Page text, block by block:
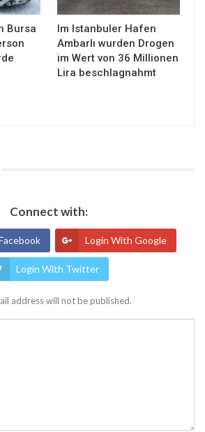
Bursa
Im Istanbuler Hafen
Ambarlı wurden Drogen
im Wert von 36 Millionen
Lira beschlagnahmt
Connect with:
Login With Google
Login With Twitter
address will not be published.